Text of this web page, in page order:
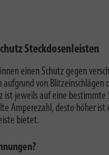
Steckdosenleisten
einen Schutz gegen
aufgrund von Blitzeinschlägen
ist jeweils auf eine
Amperezahl, desto höher ist
bietet.